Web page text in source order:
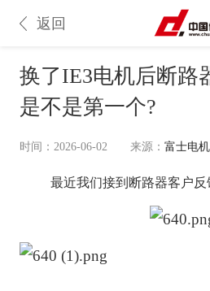
返回
换了IE3电机后断路
是不是第一个?
时间：2026-06-02 来源： 富士电
最近我们接到断路器客户反